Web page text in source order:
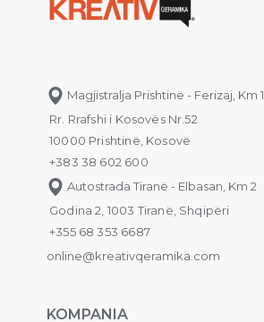
Magjistralja Prishtinë - Ferizaj, Km 1
Rr. Rrafshi i Kosovës Nr.52
10000 Prishtinë, Kosovë
+383 38 602 600
Autostrada Tiranë - Elbasan, Km 2
Godina 2, 1003 Tiranë, Shqipëri
+355 68 353 6687
online@kreativqeramika.com
KOMPANIA